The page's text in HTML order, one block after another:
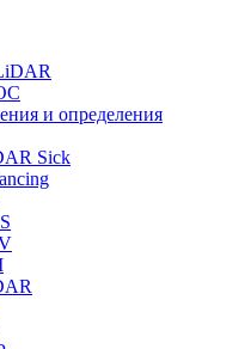
и определения
Sick